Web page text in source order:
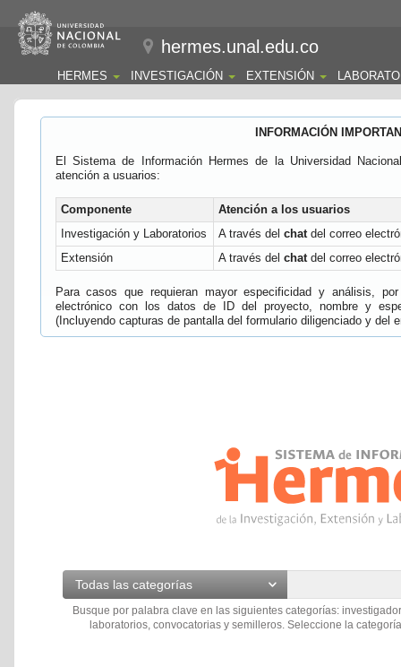
hermes.unal.edu.co
HERMES INVESTIGACIÓN EXTENSIÓN
INFORMACIÓN
El Sistema de Información Hermes de la Universidad
atención a usuarios:
Componente
Atención a los usuarios
Investigación y Laboratorios
A través del chatdel correo
Extensión
A través del chatdel correo
Para casos que requieran mayor especificidad y análisis,
electrónico con los datos de ID del proyecto, nombre y
(Incluyendo capturas de pantalla del formulario diligenciado y del
Todas las categorías
Busque por palabra clave en las siguientes categorías:
laboratorios, convocatorias y semilleros. Seleccione la